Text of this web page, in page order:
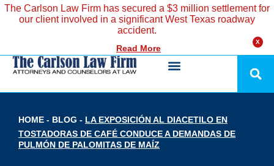
X
The Carlson Law Firm has secured a $3 million settlement for
our client involved in a significant West Texas roadway
accident.
Read More
HOME - BLOG - LA EXPOSICIÓN AL DIACETILO EN
TOSTADORAS DE CAFÉ CONDUCE A DEMANDAS DE
PULMÓN DE PALOMITAS DE MAÍZ